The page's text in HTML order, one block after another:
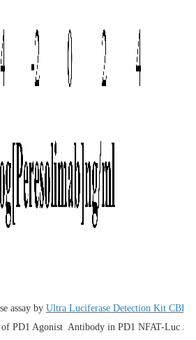
assay by Ultra Luciferase Detection Kit
of PD1 Agonist Antibody in PD1 NFAT-Luc